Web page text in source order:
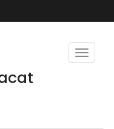
Toggle